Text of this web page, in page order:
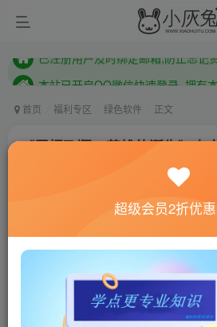
首页 福利专区 绿色软件 正文
《展翅飞翔：英雄的诞生》中
联网教程： 内附教程
单机教程： 内附教程
不懂的话联系客服！！！
超级会员2折优惠